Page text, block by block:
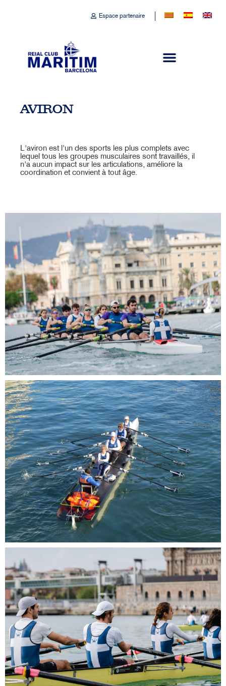
Espace partenaire
AVIRON
L'aviron est l'un des sports les plus complets avec
lequel tous les groupes musculaires sont travaillés, il
n'a aucun impact sur les articulations, améliore la
coordination et convient à tout âge.